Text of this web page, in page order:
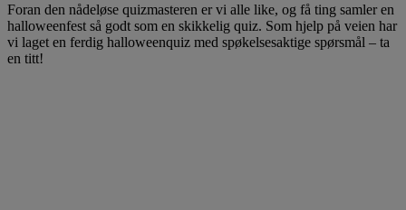
Foran den nådeløse quizmasteren er vi alle like, og få ting samler en
halloweenfest så godt som en skikkelig quiz. Som hjelp på veien har
vi laget en ferdig halloweenquiz med spøkelsesaktige spørsmål – ta
en titt!